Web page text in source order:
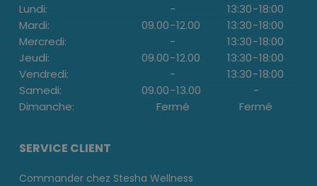
Lundi: - 13:30-18:00
Mardi:
09.00-12.00 13:30-18:00
Mercredi:
- 13:30-18:00
Jeudi:
09.00-12.00 13:30-18:00
Vendredi:
- 13:30-18:00
Samedi:
09.00-13.00
-
Dimanche:
Fermé Fermé
SERVICE CLIENT
Commander chez Stesha Wellness